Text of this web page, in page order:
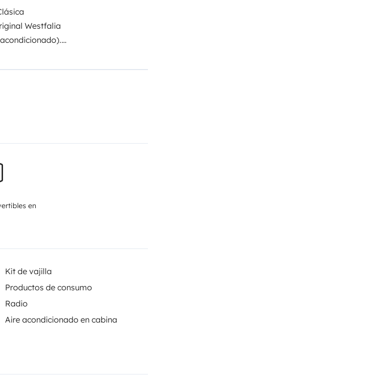
Westfalia
de
en el techo
en
Kit de vajilla
Productos de consumo
Radio
Aire acondicionado en cabina